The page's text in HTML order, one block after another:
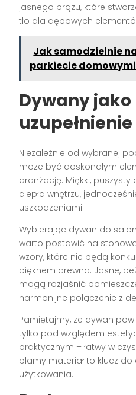
jasnego brązu, które
tło dla dębowych
Jak samodzielnie
parkiecie
Dywany jako
Niezależnie od wybranej
może być doskonałym
aranżację. Miękki,
ciepła wnętrzu,
uszkodzeniami.
Wybierając dywan do
warto postawić na
wzory, które nie będą
pięknem drewna. Jasne,
mogą rozjaśnić
harmonijne połączenie z
Pamiętajmy, że dywan
tylko pod względem
praktycznym – łatwy w
plamy materiał to klucz do
użytkowania.